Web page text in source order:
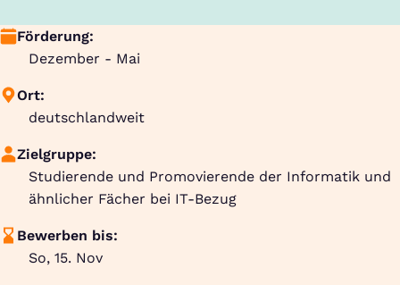
Förderung:
Dezember - Mai
Ort:
deutschlandweit
Zielgruppe:
Studierende und Promovierende der Informatik und
ähnlicher Fächer bei IT-Bezug
Bewerben bis:
So, 15. Nov